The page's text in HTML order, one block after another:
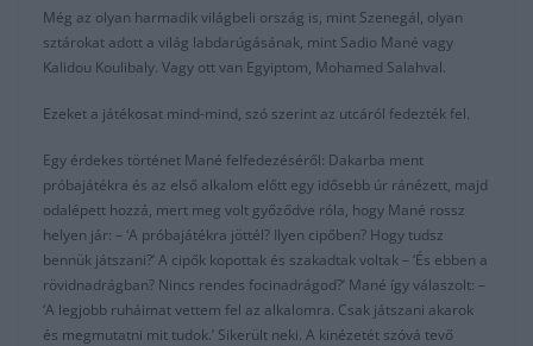
Még az olyan harmadik világbeli ország is, mint Szenegál, olyan
sztárokat adott a világ labdarúgásának, mint Sadio Mané vagy
Kalidou Koulibaly. Vagy ott van Egyiptom, Mohamed Salahval.
Ezeket a játékosat mind-mind, szó szerint az utcáról fedezték fel.
Egy érdekes történet Mané felfedezéséről: Dakarba ment
próbajátékra és az első alkalom előtt egy idősebb úr ránézett, majd
odalépett hozzá, mert meg volt győződve róla, hogy Mané rossz
helyen jár: – ‘A próbajátékra jöttél? Ilyen cipőben? Hogy tudsz
bennük játszani?’ A cipők kopottak és szakadtak voltak – ‘És ebben a
rövidnadrágban? Nincs rendes focinadrágod?’ Mané így válaszolt: –
‘A legjobb ruháimat vettem fel az alkalomra. Csak játszani akarok
és megmutatni mit tudok.’ Sikerült neki. A kinézetét szóvá tevő